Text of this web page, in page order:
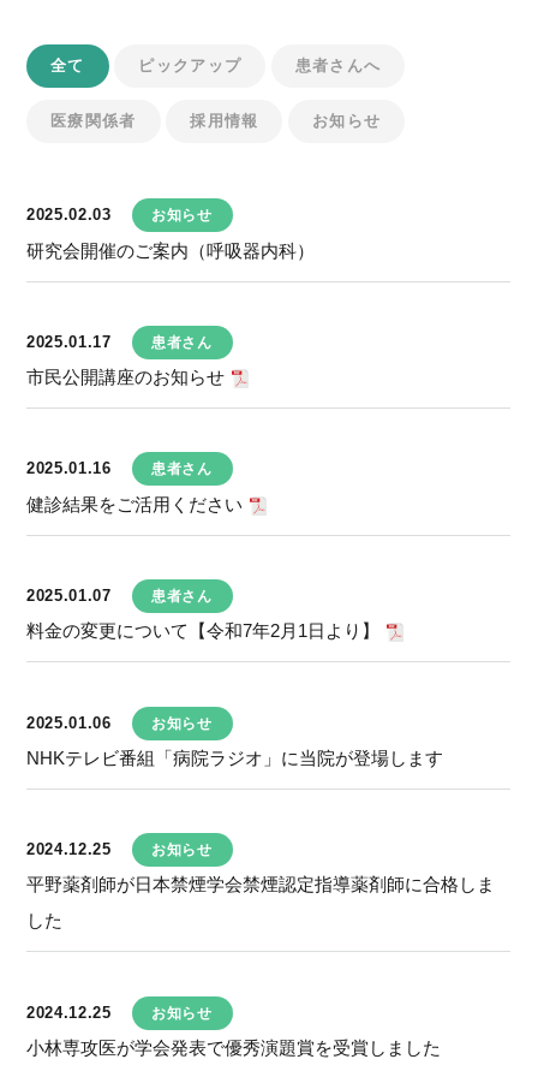
全て ピックアップ 患者さんへ
医療関係者 採用情報 お知らせ
2025.02.03 お知らせ
研究会開催のご案内（呼吸器内科）
2025.01.17 患者さん
市民公開講座のお知らせ
2025.01.16 患者さん
健診結果をご活用ください
2025.01.07 患者さん
料金の変更について【令和7年2月1日より】
2025.01.06 お知らせ
NHKテレビ番組「病院ラジオ」に当院が登場します
2024.12.25 お知らせ
平野薬剤師が日本禁煙学会禁煙認定指導薬剤師に合格しま
した
2024.12.25 お知らせ
小林専攻医が学会発表で優秀演題賞を受賞しました